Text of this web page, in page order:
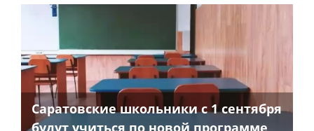
Саратовские школьники с 1 сентября